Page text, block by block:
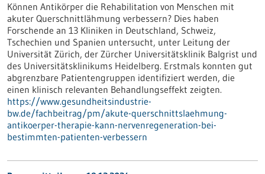
Können Antikörper die Rehabilitation von Menschen mit
akuter Querschnittlähmung verbessern? Dies haben
Forschende an 13 Kliniken in Deutschland, Schweiz,
Tschechien und Spanien untersucht, unter Leitung der
Universität Zürich, der Zürcher Universitätsklinik Balgrist und
des Universitätsklinikums Heidelberg. Erstmals konnten gut
abgrenzbare Patientengruppen identifiziert werden, die
einen klinisch relevanten Behandlungseffekt zeigten.
https://www.gesundheitsindustrie-
bw.de/fachbeitrag/pm/akute-querschnittslaehmung-
antikoerper-therapie-kann-nervenregeneration-bei-
bestimmten-patienten-verbessern